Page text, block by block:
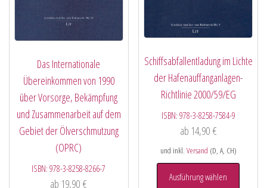
Das Internationale
Übereinkommen von 1990
über Vorsorge, Bekämpfung
und Zusammenarbeit auf dem
Gebiet der Ölverschmutzung
(OPRC)
ISBN:978-3-8258-8266-7
ab 19,90€
Schiffsabfallentladung im Lichte
der Hafenauffanganlagen-
Richtlinie 2000/59/EG
ISBN: 978-3-8258-7584-9
ab 14,90 €
und inkl. Versand (D, A, CH)
Ausführung wählen